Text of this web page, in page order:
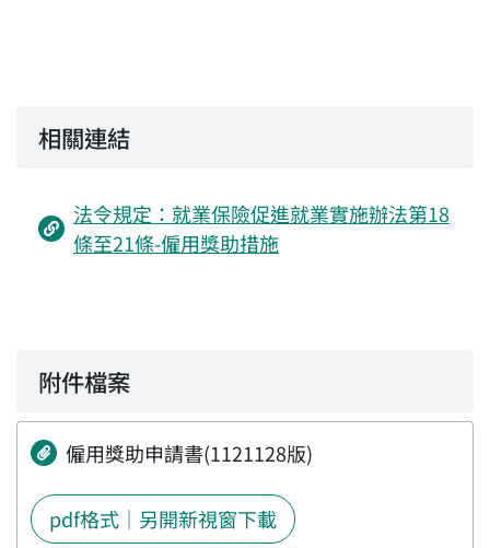
相關連結
法令規定：就業保險促進就業實施辦法第18
條至21條-僱用獎助措施
附件檔案
僱用獎助申請書(1121128版)
pdf格式｜另開新視窗下載